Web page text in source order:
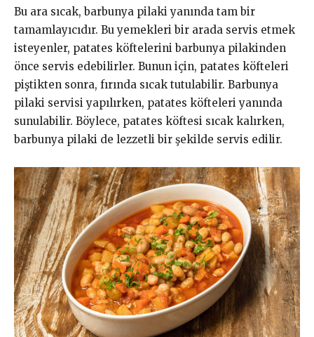
Bu ara sıcak, barbunya pilaki yanında tam bir
tamamlayıcıdır. Bu yemekleri bir arada servis etmek
isteyenler, patates köftelerini barbunya pilakinden
önce servis edebilirler. Bunun için, patates köfteleri
piştikten sonra, fırında sıcak tutulabilir. Barbunya
pilaki servisi yapılırken, patates köfteleri yanında
sunulabilir. Böylece, patates köftesi sıcak kalırken,
barbunya pilaki de lezzetli bir şekilde servis edilir.